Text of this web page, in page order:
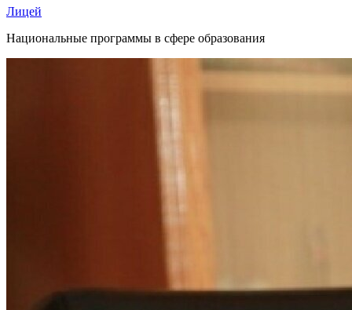
Лицей
Национальные программы в сфере образования